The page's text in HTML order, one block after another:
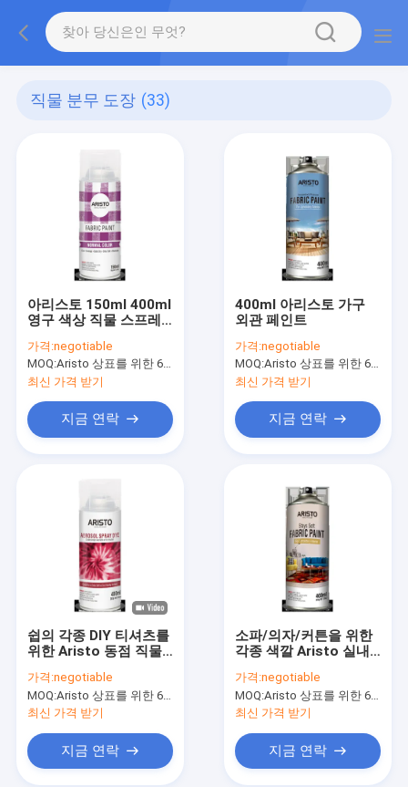
직물 분무 도장 (33)
아리스토 150ml 400ml
영구 색상 직물 스프레
가격:negotiable
MOQ:Aristo 상표를 위한 6000cans, 주문 상표를 위한 15000cans
최신 가격 받기
지금 연락
400ml 아리스토 가구
외관 페인트
가격:negotiable
MOQ:Aristo 상표를 위한 6000cans, 주문 상표를 위한 15000cans
최신 가격 받기
지금 연락
쉽의 각종 DIY 티셔츠를
위한 Aristo 동점 직물
코팅
가격:negotiable
MOQ:Aristo 상표를 위한 6000cans, 주문 상표를 위한 15000cans
최신 가격 받기
지금 연락
소파/의자/커튼을 위한
각종 색깔 Aristo 실내
포
가격:negotiable
MOQ:Aristo 상표를 위한 6000cans, 주문 상표를 위한 15000cans
최신 가격 받기
지금 연락